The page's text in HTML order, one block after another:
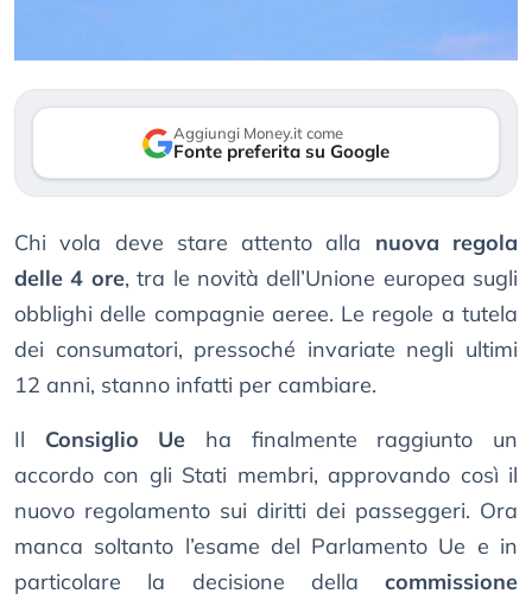
Aggiungi Money.it come
Fonte preferita su Google
Chi vola deve stare attento alla nuova regola
delle 4 ore, tra le novità dell’Unione europea sugli
obblighi delle compagnie aeree. Le regole a tutela
dei consumatori, pressoché invariate negli ultimi
12 anni, stanno infatti per cambiare.
Il Consiglio Ue ha finalmente raggiunto un
accordo con gli Stati membri, approvando così il
nuovo regolamento sui diritti dei passeggeri. Ora
manca soltanto l’esame del Parlamento Ue e in
particolare la decisione della commissione